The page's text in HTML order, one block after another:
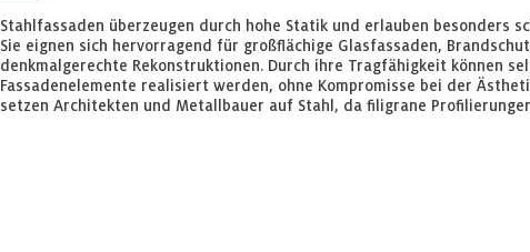
Stahlfassaden überzeugen durch hohe Statik und erlauben besonders
Sie eignen sich hervorragend für großflächige Glasfassaden,
denkmalgerechte Rekonstruktionen. Durch ihre Tragfähigkeit können
Fassadenelemente realisiert werden, ohne Kompromisse bei der
setzen Architekten und Metallbauer auf Stahl, da filigrane